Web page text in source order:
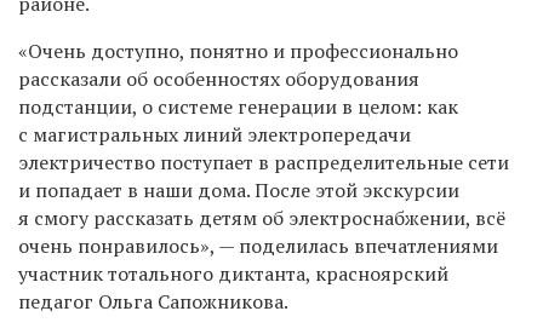
«Очень доступно, понятно и профессионально
рассказали об особенностях оборудования
подстанции, о системе генерации в целом: как
с магистральных линий электропередачи
электричество поступает в распределительные сети
и попадает в наши дома. После этой экскурсии
я смогу рассказать детям об электроснабжении, всё
очень понравилось», — поделилась впечатлениями
участник тотального диктанта, красноярский
педагог Ольга Сапожникова.